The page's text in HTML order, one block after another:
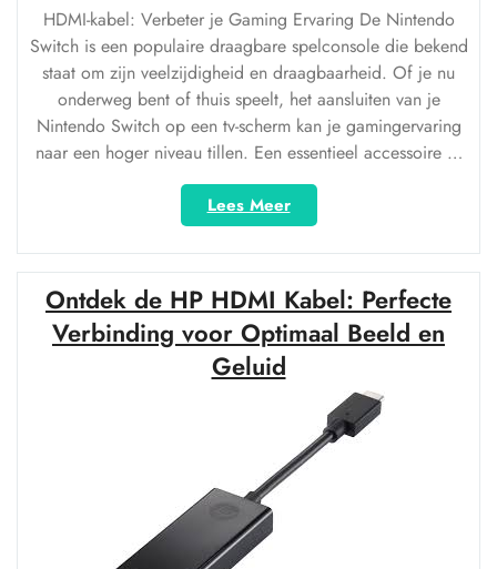
HDMI-kabel: Verbeter je Gaming Ervaring De Nintendo
Switch is een populaire draagbare spelconsole die bekend
staat om zijn veelzijdigheid en draagbaarheid. Of je nu
onderweg bent of thuis speelt, het aansluiten van je
Nintendo Switch op een tv-scherm kan je gamingervaring
naar een hoger niveau tillen. Een essentieel accessoire …
Lees Meer“Ontdek
de
Beste
HDMI-
kabels
voor
je
Switch
Ons!”
Ontdek de HP HDMI Kabel: Perfecte
Verbinding voor Optimaal Beeld en
Geluid